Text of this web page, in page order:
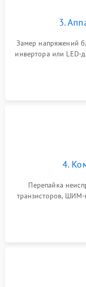
3.
Замер напряжений
инвертора или LED-
питания скалера и
4.
Перепайка
транзисторов,
памяти при
разборка